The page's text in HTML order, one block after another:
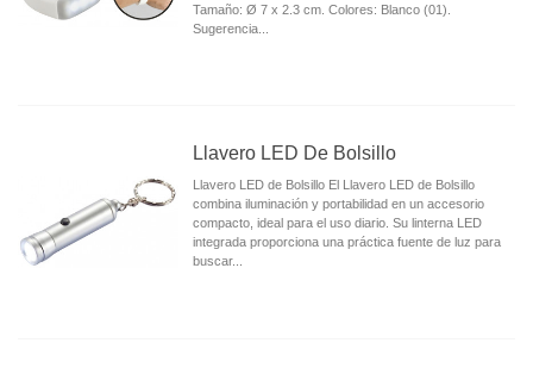
Tamaño: Ø 7 x 2.3 cm. Colores: Blanco (01).
Sugerencia...
Llavero LED De Bolsillo
Llavero LED de Bolsillo El Llavero LED de Bolsillo
combina iluminación y portabilidad en un accesorio
compacto, ideal para el uso diario. Su linterna LED
integrada proporciona una práctica fuente de luz para
buscar...